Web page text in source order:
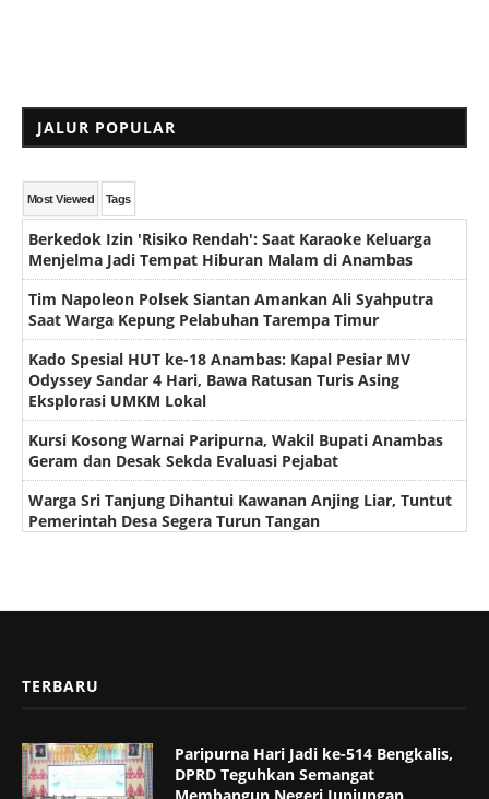
JALUR POPULAR
Most Viewed Tags
Berkedok Izin 'Risiko Rendah': Saat Karaoke Keluarga
Menjelma Jadi Tempat Hiburan Malam di Anambas
Tim Napoleon Polsek Siantan Amankan Ali Syahputra
Saat Warga Kepung Pelabuhan Tarempa Timur
Kado Spesial HUT ke-18 Anambas: Kapal Pesiar MV
Odyssey Sandar 4 Hari, Bawa Ratusan Turis Asing
Eksplorasi UMKM Lokal
Kursi Kosong Warnai Paripurna, Wakil Bupati Anambas
Geram dan Desak Sekda Evaluasi Pejabat
Warga Sri Tanjung Dihantui Kawanan Anjing Liar, Tuntut
Pemerintah Desa Segera Turun Tangan
TERBARU
Paripurna Hari Jadi ke-514 Bengkalis,
DPRD Teguhkan Semangat